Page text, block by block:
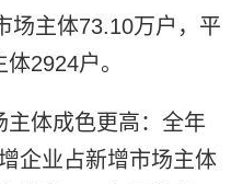
主体73.10万户，平
2924户。
体成色更高：全年
企业占新增市场主体